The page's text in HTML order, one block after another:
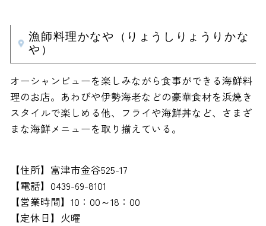
漁師料理かなや（りょうしりょうりかな
や）
オーシャンビューを楽しみながら食事ができる海鮮料
理のお店。あわびや伊勢海老などの豪華食材を浜焼き
スタイルで楽しめる他、フライや海鮮丼など、さまざ
まな海鮮メニューを取り揃えている。
【住所】富津市金谷525-17
【電話】0439-69-8101
【営業時間】10：00～18：00
【定休日】火曜